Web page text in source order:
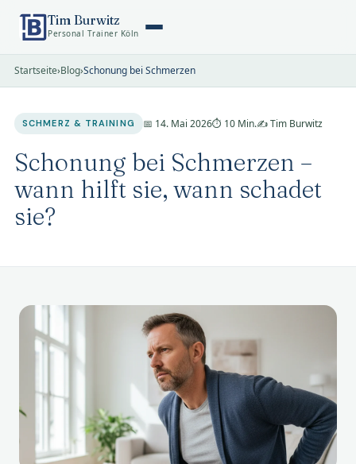
Tim Burwitz
Personal Trainer Köln
Startseite›Blog›Schonung bei Schmerzen
SCHMERZ & TRAINING 📅 14. Mai 2026⏱ 10 Min.✍️ Tim Burwitz
Schonung bei Schmerzen –
wann hilft sie, wann schadet
sie?